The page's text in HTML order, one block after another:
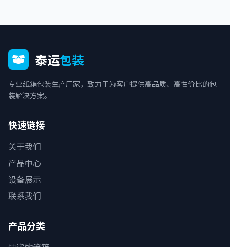
泰运包装
专业纸箱包装生产厂家，致力于为客户提供高品质、高性价比的包
装解决方案。
快速链接
关于我们
产品中心
设备展示
联系我们
产品分类